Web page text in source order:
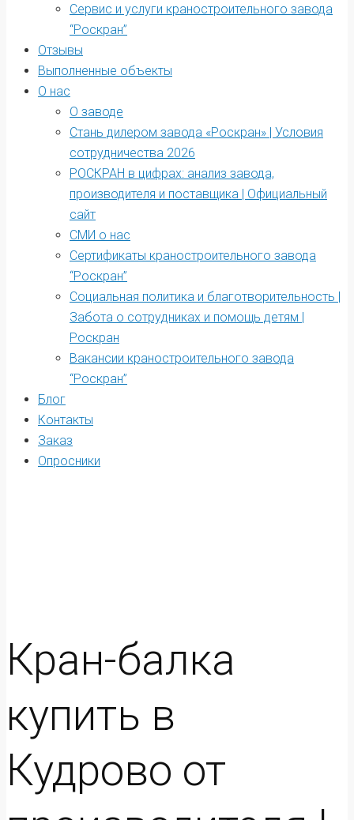
Сервис и услуги краностроительного завода
“Роскран”
Отзывы
Выполненные объекты
О нас
О заводе
Стань дилером завода «Роскран» | Условия
сотрудничества 2026
РОСКРАН в цифрах: анализ завода,
производителя и поставщика | Официальный
сайт
СМИ о нас
Сертификаты краностроительного завода
“Роскран”
Социальная политика и благотворительность |
Забота о сотрудниках и помощь детям |
Роскран
Вакансии краностроительного завода
“Роскран”
Блог
Контакты
Заказ
Опросники
Кран-балка
купить в
Кудрово от